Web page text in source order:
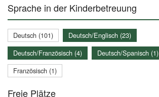
Sprache in der Kinderbetreuung
Deutsch (101)
Deutsch/Englisch (23)
Deutsch/Französisch (4)
Deutsch/Spanisch (1)
Französisch (1)
Freie Plätze